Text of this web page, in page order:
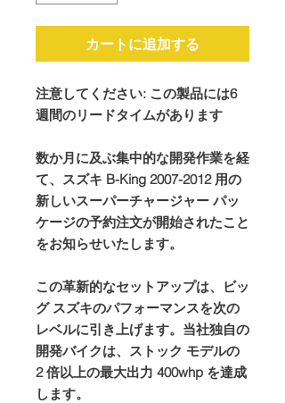
カートに追加する
注意してください: この製品には6
週間のリードタイムがあります
数か月に及ぶ集中的な開発作業を経
て、スズキ B-King 2007-2012 用の
新しいスーパーチャージャー パッ
ケージの予約注文が開始されたこと
をお知らせいたします。
この革新的なセットアップは、ビッ
グ スズキのパフォーマンスを次の
レベルに引き上げます。当社独自の
開発バイクは、ストック モデルの
2 倍以上の最大出力 400whp を達成
します。